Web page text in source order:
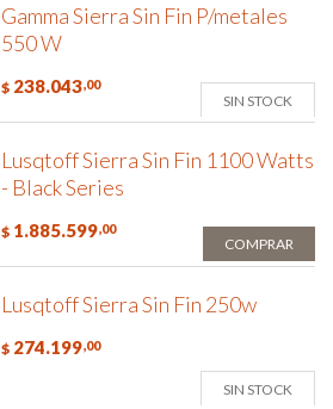
Gamma Sierra Sin Fin P/metales
550 W
$ 238.043,00
SIN STOCK
Lusqtoff Sierra Sin Fin 1100 Watts
- Black Series
$ 1.885.599,00
COMPRAR
Lusqtoff Sierra Sin Fin 250w
$ 274.199,00
SIN STOCK